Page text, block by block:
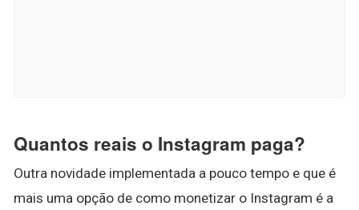
Quantos reais o Instagram paga?
Outra novidade implementada a pouco tempo e que é
mais uma opção de como monetizar o Instagram é a